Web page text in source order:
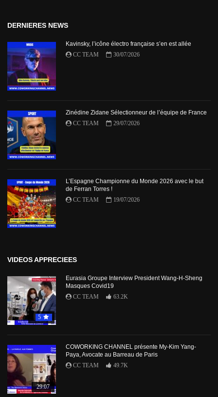
DERNIERES NEWS
Kavinsky, l’icône électro française s’en est allée
CC TEAM
30/07/2026
Zinédine Zidane Sélectionneur de l’équipe de France
CC TEAM
29/07/2026
L’Espagne Championne du Monde 2026 avec le but
de Ferran Torres !
CC TEAM
19/07/2026
VIDEOS APPRECIEES
5
Eurasia Groupe Interview President Wang-H-Sheng
Masques Covid19
CC TEAM
63.2K
29:07
COWORKING CHANNEL présente My-Kim Yang-
Paya, Avocate au Barreau de Paris
CC TEAM
49.7K